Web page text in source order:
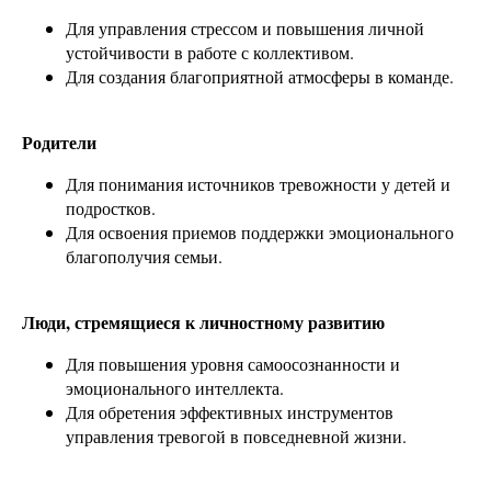
Для управления стрессом и повышения личной
устойчивости в работе с коллективом.
Для создания благоприятной атмосферы в команде.
Родители
Для понимания источников тревожности у детей и
подростков.
Для освоения приемов поддержки эмоционального
благополучия семьи.
Люди, стремящиеся к личностному развитию
Для повышения уровня самоосознанности и
эмоционального интеллекта.
Для обретения эффективных инструментов
управления тревогой в повседневной жизни.